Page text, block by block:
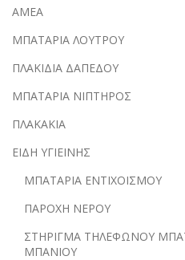
ΑΜΕΑ
ΜΠΑΤΑΡΙΑ ΛΟΥΤΡΟΥ
ΠΛΑΚΙΔΙΑ ΔΑΠΕΔΟΥ
ΜΠΑΤΑΡΙΑ ΝΙΠΤΗΡΟΣ
ΠΛΑΚΑΚΙΑ
ΕΙΔΗ ΥΓΙΕΙΝΗΣ
ΜΠΑΤΑΡΙΑ ΕΝΤΙΧΟΙΣΜΟΥ
ΠΑΡΟΧΗ ΝΕΡΟΥ
ΣΤΗΡΙΓΜΑ ΤΗΛΕΦΩΝΟΥ
ΜΠΑΝΙΟΥ